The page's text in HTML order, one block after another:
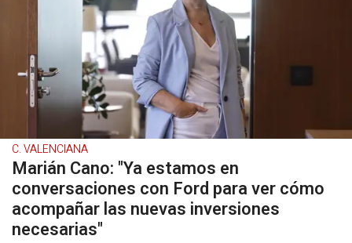
C. VALENCIANA
Marián Cano: "Ya estamos en
conversaciones con Ford para ver cómo
acompañar las nuevas inversiones
necesarias"